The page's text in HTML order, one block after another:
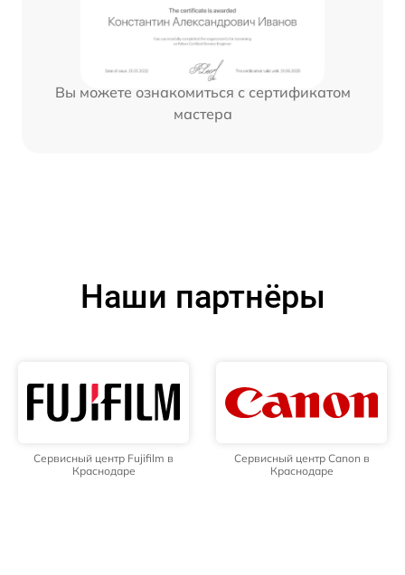
Вы можете ознакомиться с сертификатом
мастера
Наши партнёры
Сервисный центр Fujifilm в
Краснодаре
Сервисный центр Canon в
Краснодаре